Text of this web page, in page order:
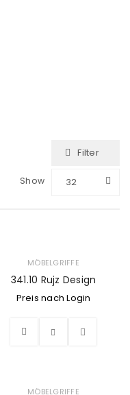
Filter
Show 32
MÖBELGRIFFE
341.10 Rujz Design
Preis nach Login
MÖBELGRIFFE